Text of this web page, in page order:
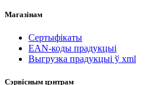
Магазінам
Сертыфікаты
EAN-коды прадукцыі
Выгрузка прадукцыі ў xml
Сэрвісным цэнтрам